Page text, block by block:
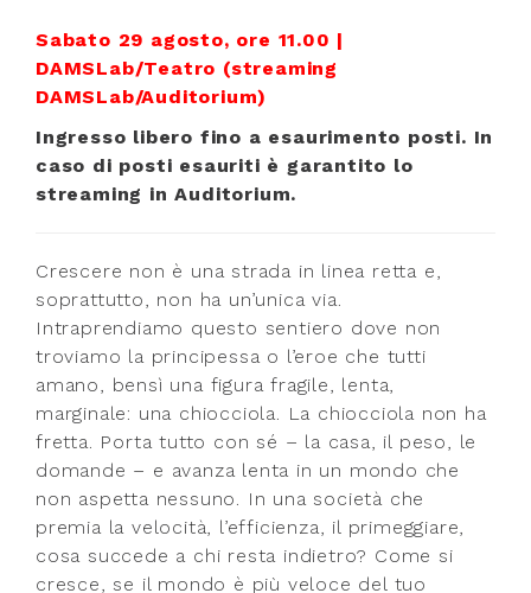
Sabato 29 agosto, ore 11.00 |
DAMSLab/Teatro (streaming
DAMSLab/Auditorium)
Ingresso libero fino a esaurimento posti. In
caso di posti esauriti è garantito lo
streaming in Auditorium.
Crescere non è una strada in linea retta e,
soprattutto, non ha un’unica via.
Intraprendiamo questo sentiero dove non
troviamo la principessa o l’eroe che tutti
amano, bensì una figura fragile, lenta,
marginale: una chiocciola. La chiocciola non ha
fretta. Porta tutto con sé – la casa, il peso, le
domande – e avanza lenta in un mondo che
non aspetta nessuno. In una società che
premia la velocità, l’efficienza, il primeggiare,
cosa succede a chi resta indietro? Come si
cresce, se il mondo è più veloce del tuo